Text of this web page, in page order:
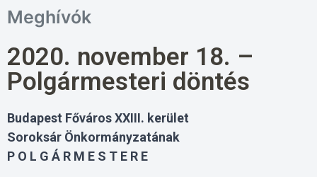
Meghívók
2020. november 18. –
Polgármesteri döntés
Budapest Főváros XXIII. kerület
Soroksár Önkormányzatának
P O L G Á R M E S T E R E